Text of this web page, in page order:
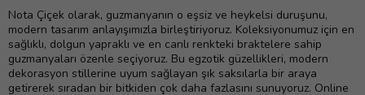
Nota Çiçek olarak, guzmanyanın o eşsiz ve heykelsi duruşunu,
modern tasarım anlayışımızla birleştiriyoruz. Koleksiyonumuz için en
sağlıklı, dolgun yapraklı ve en canlı renkteki braktelere sahip
guzmanyaları özenle seçiyoruz. Bu egzotik güzellikleri, modern
dekorasyon stillerine uyum sağlayan şık saksılarla bir araya
getirerek sıradan bir bitkiden çok daha fazlasını sunuyoruz. Online